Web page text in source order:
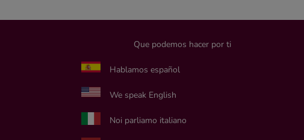
Que podemos hacer por ti
Hablamos español
We speak English
Noi parliamo italiano